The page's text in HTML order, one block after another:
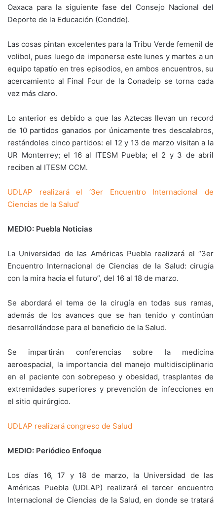
Oaxaca para la siguiente fase del Consejo Nacional del
Deporte de la Educación (Condde).
Las cosas pintan excelentes para la Tribu Verde femenil de
volibol, pues luego de imponerse este lunes y martes a un
equipo tapatío en tres episodios, en ambos encuentros, su
acercamiento al Final Four de la Conadeip se torna cada
vez más claro.
Lo anterior es debido a que las Aztecas llevan un record
de 10 partidos ganados por únicamente tres descalabros,
restándoles cinco partidos: el 12 y 13 de marzo visitan a la
UR Monterrey; el 16 al ITESM Puebla; el 2 y 3 de abril
reciben al ITESM CCM.
UDLAP realizará el ‘3er Encuentro Internacional de
Ciencias de la Salud’
MEDIO: Puebla Noticias
La Universidad de las Américas Puebla realizará el “3er
Encuentro Internacional de Ciencias de la Salud: cirugía
con la mira hacia el futuro”, del 16 al 18 de marzo.
Se abordará el tema de la cirugía en todas sus ramas,
además de los avances que se han tenido y continúan
desarrollándose para el beneficio de la Salud.
Se impartirán conferencias sobre la medicina
aeroespacial, la importancia del manejo multidisciplinario
en el paciente con sobrepeso y obesidad, trasplantes de
extremidades superiores y prevención de infecciones en
el sitio quirúrgico.
UDLAP realizará congreso de Salud
MEDIO: Periódico Enfoque
Los días 16, 17 y 18 de marzo, la Universidad de las
Américas Puebla (UDLAP) realizará el tercer encuentro
Internacional de Ciencias de la Salud, en donde se tratará